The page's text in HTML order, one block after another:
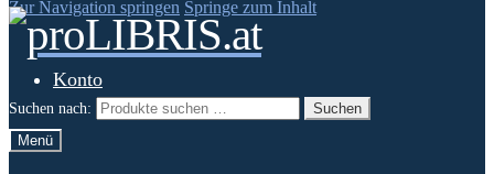
Zur Navigation springen Springe zum Inhalt
Konto
Suchen nach:
Suchen
Menü